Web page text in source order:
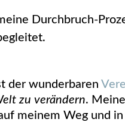
Durchbruch-
der wunderbaren
zu verändern.
meinem Weg und